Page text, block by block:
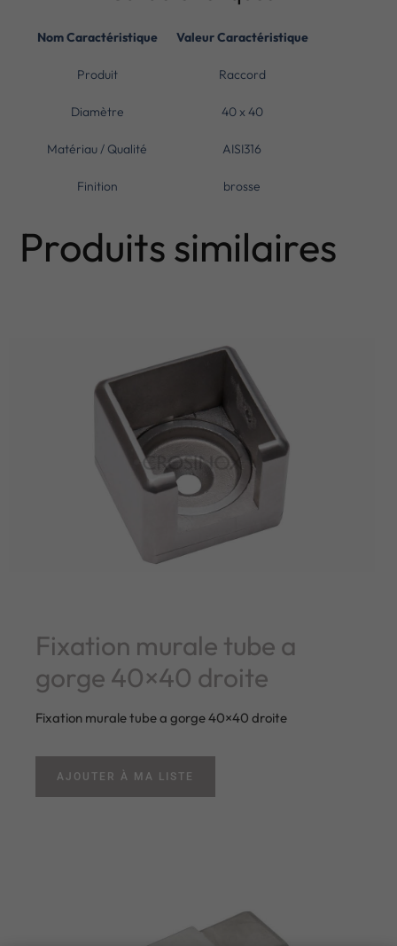
Nom Caractéristique Valeur Caractéristique
Produit Raccord
Diamètre 40 x 40
Matériau / Qualité AISI316
Finition brosse
Produits similaires
Fixation murale tube a
gorge 40×40 droite
Fixation murale tube a gorge 40×40 droite
AJOUTER À MA LISTE